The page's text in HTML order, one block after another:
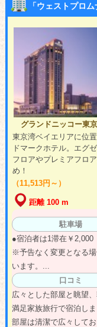
「ウェストプロ
グランドニッコー東
東京湾ベイエリアに位
ドマークホテル。エグ
フロアやプレミアフロ
め！
（11,513円～）
距離 100 m
駐車場
●宿泊者は1滞在￥2,000
※予告なく変更となる
います。...
口コミ
広々とした部屋と眺望
満足家族旅行で宿泊し
部屋は清潔で広々して